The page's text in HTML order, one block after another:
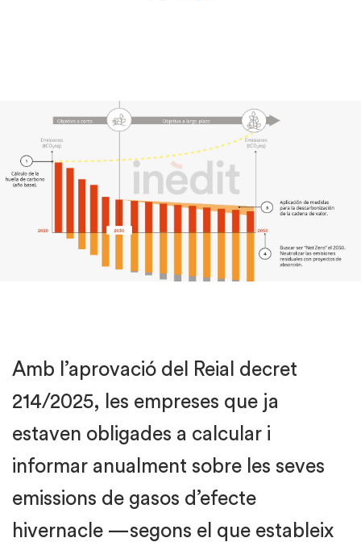
Amb l’aprovació del Reial decret
214/2025, les empreses que ja
estaven obligades a calcular i
informar anualment sobre les seves
emissions de gasos d’efecte
hivernacle —segons el que estableix